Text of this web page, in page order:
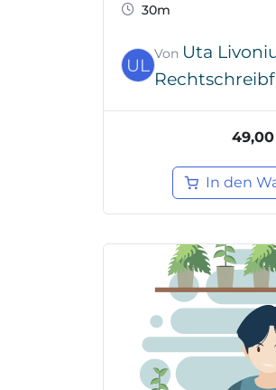
30m
UL
Von Uta
In den